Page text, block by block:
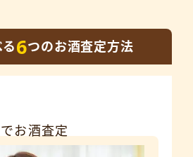
6つのお酒査定方法
お酒査定